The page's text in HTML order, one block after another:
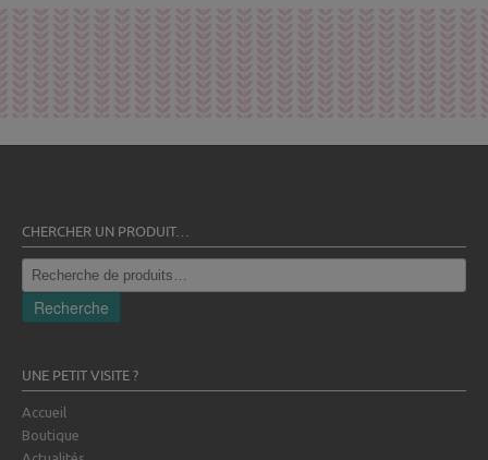
CHERCHER UN PRODUIT…
Recherche
pour :
Recherche
UNE PETIT VISITE ?
Accueil
Boutique